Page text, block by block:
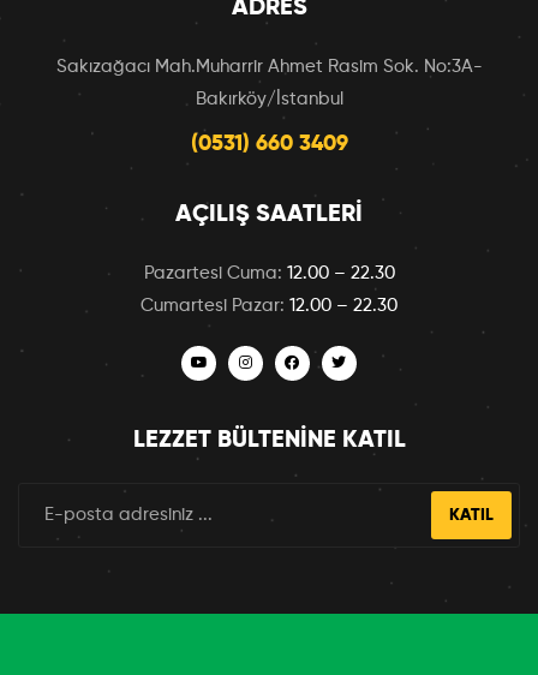
ADRES
Sakızağacı Mah.Muharrir Ahmet Rasim Sok. No:3A-
Bakırköy/İstanbul
(0531) 660 3409
AÇILIŞ SAATLERI
Pazartesi Cuma: 12.00 – 22.30
Cumartesi Pazar: 12.00 – 22.30
LEZZET BÜLTENINE KATIL
KATIL